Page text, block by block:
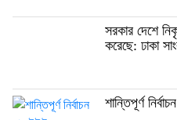
সরকার দেশে
করেছে: ঢাকা
শান্তিপূর্ণ